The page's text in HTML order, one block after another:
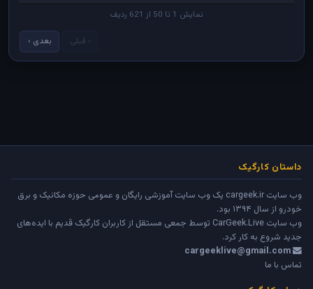
نمایش 1 تا 50 از 621 ردیف
‹ قبلی بعدی ›
داستان کارگیک
وب سایت cargeek.ir یک وب سایت آموزشی رایگان و عمومی حوزه مکانیک و برق
خودرو از سال ۱۳۹۴ بود.
وب سایت CarGeek.Live توسط جمعی مستقل از کاربران کارگیک قدیم با ایده‌های
جدید شروع به کار کرد.
cargeeklive@gmail.com
تماس با ما